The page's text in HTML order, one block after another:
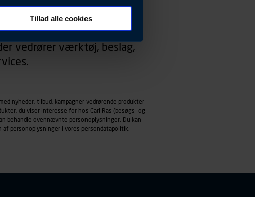
søgeord, IP-adresse,
om dit foretrukne sprog, og den
på siderne, tidspunkt, hvad der
om enhedstype (computer,
Tillad alle cookies
vedrører værktøj, beslag,
nyheder, tilbud, kampagner vedrørende produkter
du viser interesse for hos Carl Ras (besøgs- og
behandle ovennævnte personoplysninger. Du kan
personoplysninger i vores persondatapolitik.